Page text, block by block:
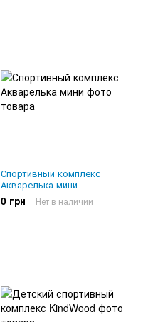
Спортивный комплекс
Акварелька мини
0 грн Нет в наличии